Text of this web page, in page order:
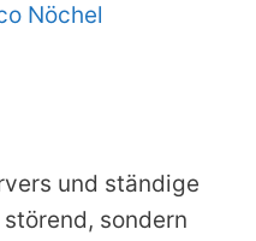
Nöchel
und ständige
sondern